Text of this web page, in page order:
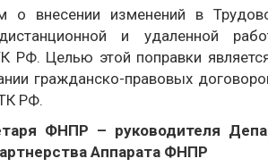
внесении изменений в
и удаленной
РФ. Целью этой поправки
гражданско-правовых
РФ.
ФНПР – руководителя
Аппарата ФНПР